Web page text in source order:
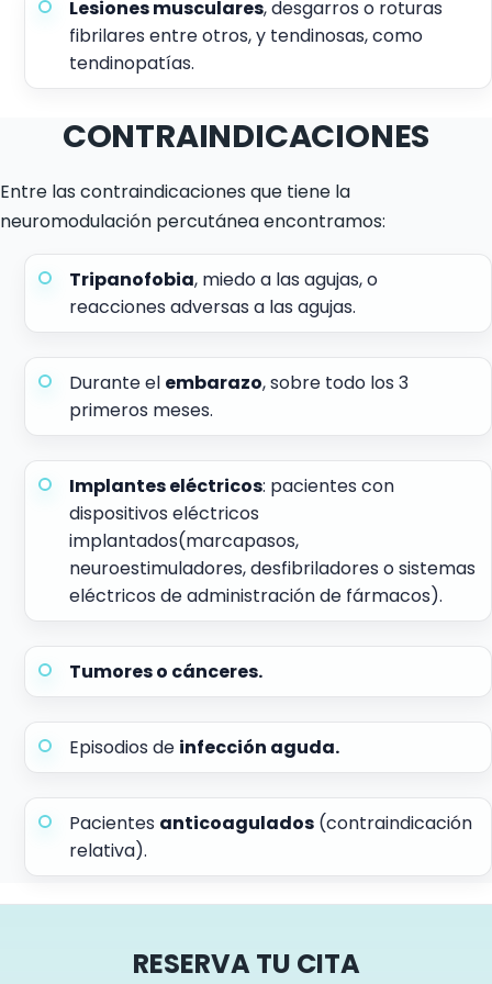
Lesiones musculares, desgarros o roturas
fibrilares entre otros, y tendinosas, como
tendinopatías.
CONTRAINDICACIONES
Entre las contraindicaciones que tiene la
neuromodulación percutánea encontramos:
Tripanofobia, miedo a las agujas, o
reacciones adversas a las agujas.
Durante el embarazo, sobre todo los 3
primeros meses.
Implantes eléctricos: pacientes con
dispositivos eléctricos
implantados(marcapasos,
neuroestimuladores, desfibriladores o sistemas
eléctricos de administración de fármacos).
Tumores o cánceres.
Episodios de infección aguda.
Pacientes anticoagulados (contraindicación
relativa).
RESERVA TU CITA